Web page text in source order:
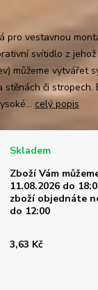
pro vestavnou
svítidlo z
můžeme vytvářet
či stropech.
celý popis
Skladem
Zboží Vám
11.08.2026 do
zboží objednáte
do 12:00
3,63 Kč